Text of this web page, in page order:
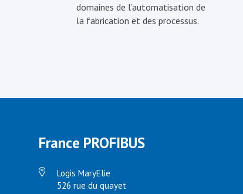
domaines de l’automatisation de
la fabrication et des processus.
France PROFIBUS
Logis MaryElie
526 rue du quayet